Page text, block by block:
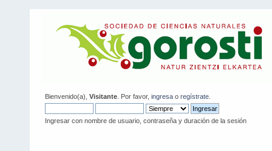
Bienvenido(a), Visitante . Por favor, ingresa o regístrate
Ingresar con nombre de usuario, contraseña y duración de la sesión